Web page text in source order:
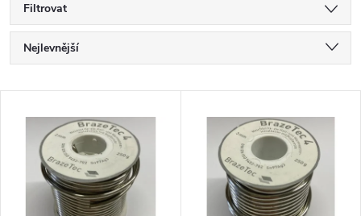
Filtrovat
Ř
a
Nejlevnější
Abecedně
V
p